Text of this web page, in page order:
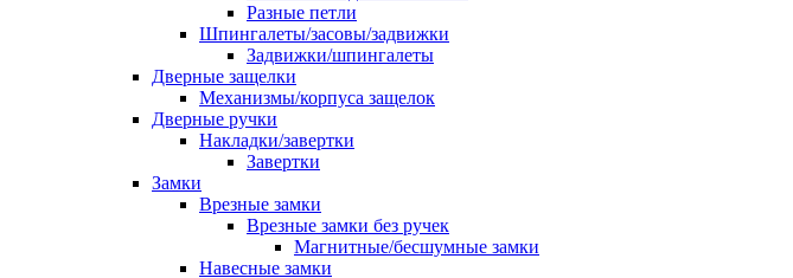
Разные петли
Шпингалеты/засовы/задвижки
Задвижки/шпингалеты
Дверные защелки
Механизмы/корпуса защелок
Дверные ручки
Накладки/завертки
Завертки
Замки
Врезные замки
Врезные замки без ручек
Магнитные/бесшумные замки
Навесные замки